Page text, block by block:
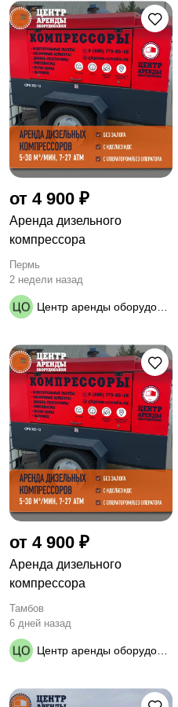
от 4 900 ₽
Аренда дизельного
компрессора
Пермь
2 недели назад
от 4 900 ₽
Аренда дизельного
компрессора
Тамбов
6 дней назад